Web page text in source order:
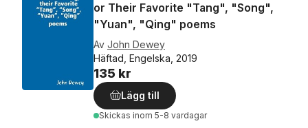
or Their Favorite "Tang", "Song",
"Yuan", "Qing" poems
Av John Dewey
Häftad, Engelska, 2019
135 kr
Lägg till
Skickas inom 5-8 vardagar